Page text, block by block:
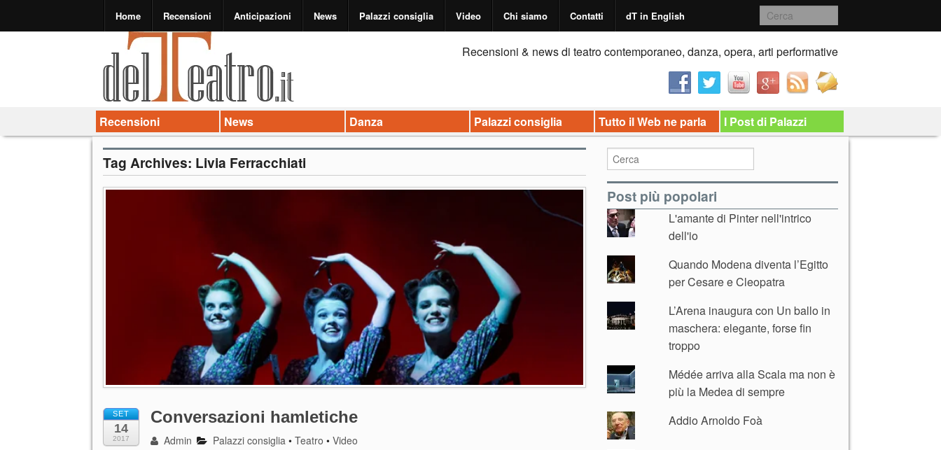
Home Recensioni Anticipazioni News Palazzi consiglia Video Chi siamo Contatti dT in English
Recensioni & news di teatro contemporaneo, danza, opera, arti performative
Recensioni News Danza Palazzi consiglia Tutto il Web ne parla I Post di Palazzi
Tag Archives: Livia Ferracchiati
SET
14
2017
Conversazioni hamletiche
Admin Palazzi consiglia •Teatro •Video
Post più popolari
L'amante di Pinter nell'intrico
dell'io
Quando Modena diventa l’Egitto
per Cesare e Cleopatra
L’Arena inaugura con Un ballo in
maschera: elegante, forse fin
troppo
Médée arriva alla Scala ma non è
più la Medea di sempre
Addio Arnoldo Foà